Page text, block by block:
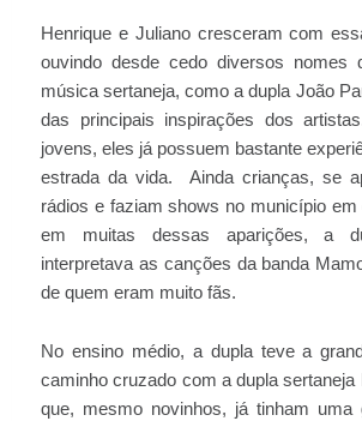
Henrique e Juliano cresceram com
ouvindo desde cedo diversos nomes
música sertaneja, como a dupla João
das principais inspirações dos
jovens, eles já possuem bastante
estrada da vida. Ainda crianças, se
rádios e faziam shows no município
em muitas dessas aparições, a
interpretava as canções da banda
de quem eram muito fãs.
No ensino médio, a dupla teve a
caminho cruzado com a dupla sertaneja
que, mesmo novinhos, já tinham uma